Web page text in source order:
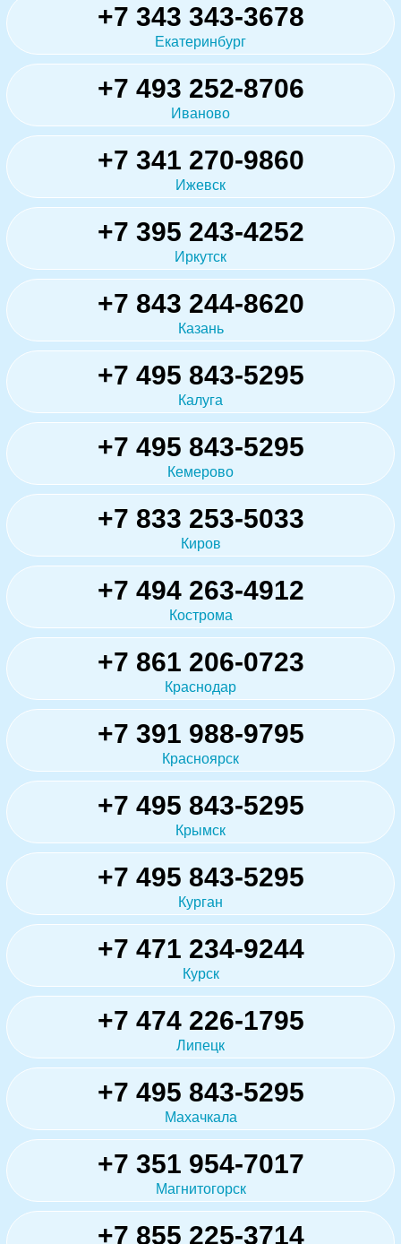
+7 343 343-3678
Екатеринбург
+7 493 252-8706
Иваново
+7 341 270-9860
Ижевск
+7 395 243-4252
Иркутск
+7 843 244-8620
Казань
+7 495 843-5295
Калуга
+7 495 843-5295
Кемерово
+7 833 253-5033
Киров
+7 494 263-4912
Кострома
+7 861 206-0723
Краснодар
+7 391 988-9795
Красноярск
+7 495 843-5295
Крымск
+7 495 843-5295
Курган
+7 471 234-9244
Курск
+7 474 226-1795
Липецк
+7 495 843-5295
Махачкала
+7 351 954-7017
Магнитогорск
+7 855 225-3714